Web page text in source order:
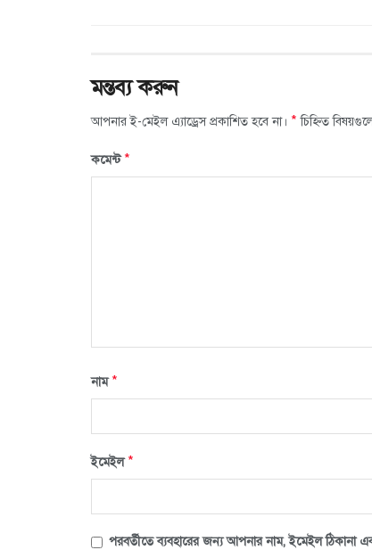
মন্তব্য করুন
আপনার ই-মেইল এ্যাড্রেস প্রকাশিত হবে না। * চিহ্নিত
কমেন্ট*
নাম*
ইমেইল*
পরবর্তীতে ব্যবহারের জন্য আপনার নাম, ইমেইল ঠিকানা